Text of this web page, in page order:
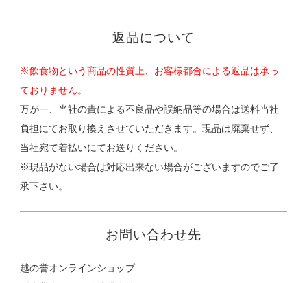
返品について
※飲食物という商品の性質上、お客様都合による返品は承っ
ておりません。
万が一、当社の責による不良品や誤納品等の場合は送料当社
負担にてお取り換えさせていただきます。現品は廃棄せず、
当社宛て着払いにてお送りください。
※現品がない場合は対応出来ない場合がございますのでご了
承下さい。
お問い合わせ先
越の誉オンラインショップ